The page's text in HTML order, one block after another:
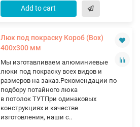
Add to cart
Люк под покраску Короб (Вох)
400х300 мм
Мы изготавливаем алюминиевые
люки под покраску всех видов и
размеров на заказ.Рекомендации по
подбору потайного люка
в потолок ТУТПри одинаковых
конструкциях и качестве
изготовления, наши с..